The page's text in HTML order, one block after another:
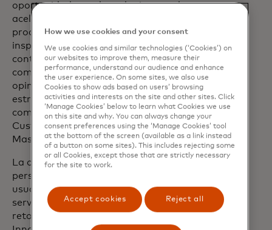
oportunidad para los adquirentes de
acelerar la creación y lanzamiento de sus
productos, acercar nuestras soluciones e
inspirarlos a través de un acceso
continuo al conocimiento de Mastercard,
como información global de líderes de
opinión, ingenieros, diseñadores,
estrategas comerciales y socios,”
comentó Irina Valassi, Vicepresidente del
Customer Solutions Center de
Mastercard México.
La optimización de los procesos de
personalización y la experiencia de
usuario de diferentes productos y
servicios, son unos de los frecuentes
retos que se trabajan en el Centro de
How we use cookies and your consent
We use cookies and similar technologies (‘Cookies’) on
our websites to improve them, measure their
performance, understand our audience and enhance
the user experience. On some sites, we also use
Cookies to show ads based on users’ browsing
activities and interests on the site and other sites. Click
‘Manage Cookies’ below to learn what Cookies we use
on this site and why. You can always change your
consent preferences using the ‘Manage Cookies’ tool
at the bottom of the screen (available as a link instead
of a button on some sites). This includes rejecting some
or all Cookies, except those that are strictly necessary
for the site to work.
Accept cookies Reject all